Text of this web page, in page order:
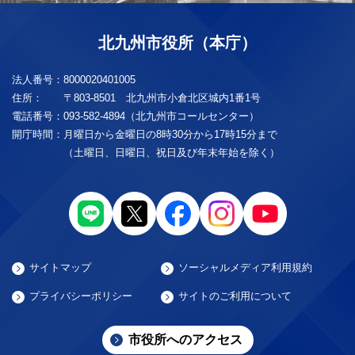
北九州市役所（本庁）
法人番号： 8000020401005
住所：
〒803-8501 北九州市小倉北区城内1番1号
電話番号： 093-582-4894（北九州市コールセンター）
開庁時間： 月曜日から金曜日の8時30分から17時15分まで
（土曜日、日曜日、祝日及び年末年始を除く）
サイトマップ ソーシャルメディア利用規約
プライバシーポリシー サイトのご利用について
市役所へのアクセス